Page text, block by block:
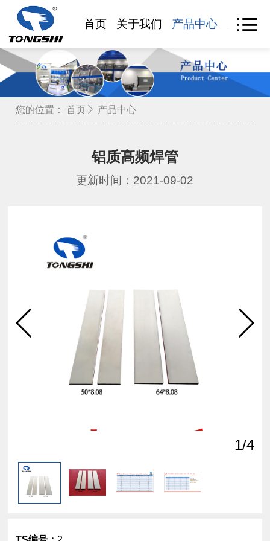
首页 关于我们 产品中心 产品查
您的位置： 首页 产品中心
铝质高频焊管
更新时间：2021-09-02
点击
查看
1/4